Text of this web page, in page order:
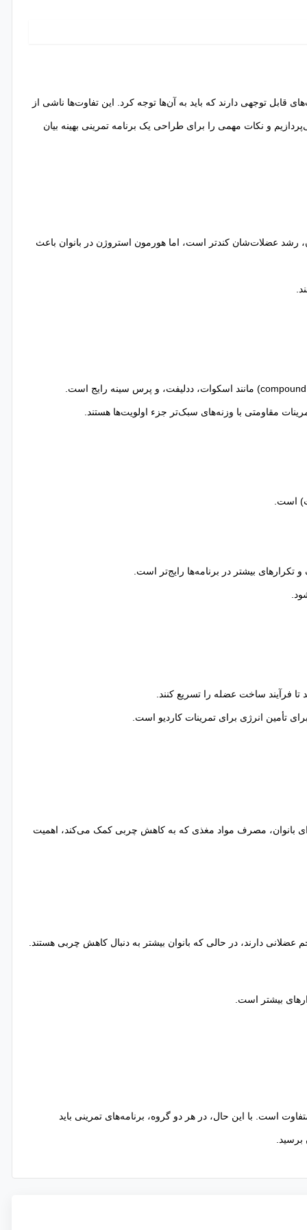
قابل توجهی دارند که باید به آن‌ها توجه کرد. این تفاوت‌ها ناشی از
و نکات مهمی را برای طراحی یک برنامه تمرینی بهینه بیان
رشد عضلات‌شان کندتر است، اما هورمون استروژن در بانوان باعث
مقاومتی با وزنه‌های سبک‌تر جزء اولویت‌ها هستند.
است.
بیشتر در برنامه‌ها رایج‌تر است.
فرآیند ساخت عضله را تسریع کنند.
تأمین انرژی برای تمرینات کاردیو است.
بانوان، مصرف مواد مغذی که به کاهش چربی کمک می‌کند، اهمیت
دارند، در حالی که بانوان بیشتر به دنبال کاهش چربی هستند.
بیشتر است.
است. با این حال، در هر دو گروه، برنامه‌های تمرینی باید
برسید.